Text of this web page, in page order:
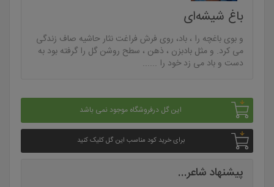
باغ شیشه‌ای
و بوی باغچه را ، باد، روی فرش فراغت نثار حاشیه صاف زندگی
می کرد. و مثل بادبزن ، ذهن ، سطح روشن گل را گرفته بود به
دست و باد می زد خود را ......
این گل درفروشگاه موجود نمی باشد
برای خرید کود مناسب این گل کلیک کنید
پیشنهاد شاعر...